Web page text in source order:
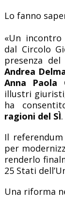
Lo fanno
«Un
dal Circolo
presenza
Andrea
Anna Paola
illustri
ha
ragioni del SÌ.
Il
per
renderlo
25 Stati
Una riforma